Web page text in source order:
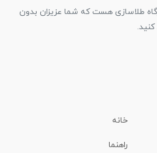
طلاسازی هست که شما عزیزان بدون
خانه
راهنما